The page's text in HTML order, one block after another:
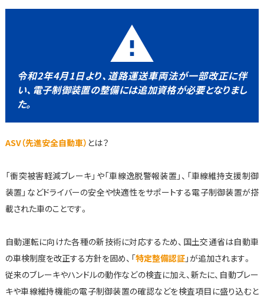
warning
令和2年4月1日より、道路運送車両法が一部改正に伴
い、電子制御装置の整備には追加資格が必要となりまし
た。
ASV（先進安全自動車） とは？
「衝突被害軽減ブレーキ」や「車線逸脱警報装置」、「車線維持支援制御
装置」などドライバーの安全や快適性をサポートする電子制御装置が搭
載された車のことです。
自動運転に向けた各種の新技術に対応するため、国土交通省は自動車
の車検制度を改正する方針を固め、「特定整備認証」が追加されます。
従来のブレーキやハンドルの動作などの検査に加え、新たに、自動ブレー
キや車線維持機能の電子制御装置の確認などを検査項目に盛り込むと